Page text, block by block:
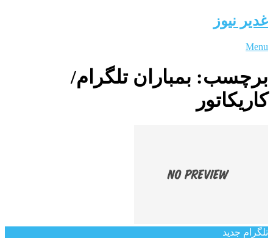
غدیر نیوز
Menu
برچسب: بمباران تلگرام/
کاریکاتور
تلگرام جدید